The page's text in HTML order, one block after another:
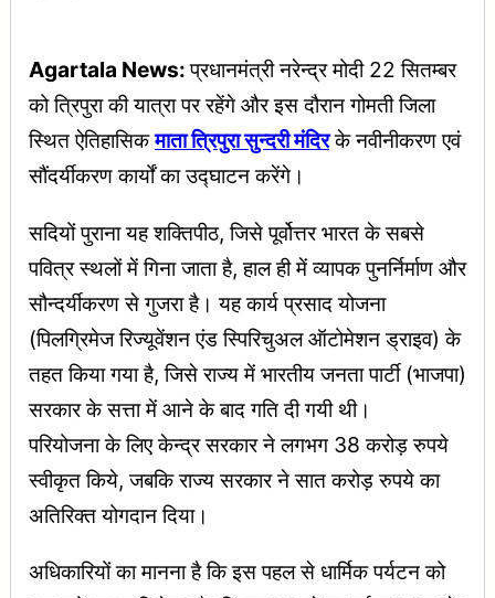
Agartala News:प्रधानमंत्री नरेन्द्र मोदी 22 सितम्बर
को त्रिपुरा की यात्रा पर रहेंगे और इस दौरान गोमती जिला
स्थित ऐतिहासिकमाता त्रिपुरा सुन्दरी मंदिरके नवीनीकरण एवं
सौंदर्यीकरण कार्यों का उद्घाटन करेंगे।
सदियों पुराना यह शक्तिपीठ, जिसे पूर्वोत्तर भारत के सबसे
पवित्र स्थलों में गिना जाता है, हाल ही में व्यापक पुनर्निर्माण और
सौन्दर्यीकरण से गुजरा है। यह कार्य प्रसाद योजना
(पिलग्रिमेज रिज्यूवेंशन एंड स्पिरिचुअल ऑटोमेशन ड्राइव) के
तहत किया गया है, जिसे राज्य में भारतीय जनता पार्टी (भाजपा)
सरकार के सत्ता में आने के बाद गति दी गयी थी।
परियोजना के लिए केन्द्र सरकार ने लगभग 38 करोड़ रुपये
स्वीकृत किये, जबकि राज्य सरकार ने सात करोड़ रुपये का
अतिरिक्त योगदान दिया।
अधिकारियों का मानना है कि इस पहल से धार्मिक पर्यटन को